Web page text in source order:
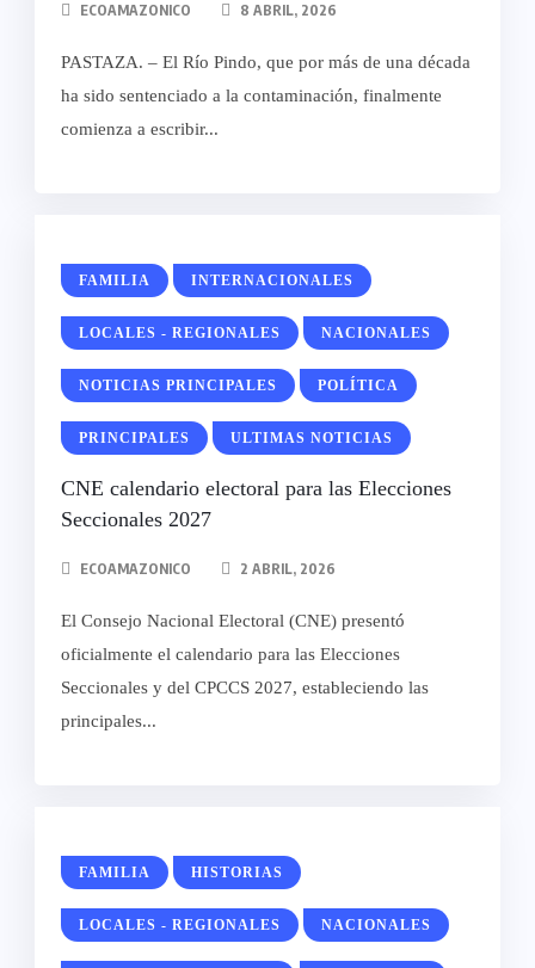
ECOAMAZONICO 8 ABRIL, 2026
PASTAZA. – El Río Pindo, que por más de una década
ha sido sentenciado a la contaminación, finalmente
comienza a escribir...
FAMILIA INTERNACIONALES
LOCALES - REGIONALES NACIONALES
NOTICIAS PRINCIPALES POLÍTICA
PRINCIPALES ULTIMAS NOTICIAS
CNE calendario electoral para las Elecciones
Seccionales 2027
ECOAMAZONICO 2 ABRIL, 2026
El Consejo Nacional Electoral (CNE) presentó
oficialmente el calendario para las Elecciones
Seccionales y del CPCCS 2027, estableciendo las
principales...
FAMILIA HISTORIAS
LOCALES - REGIONALES NACIONALES